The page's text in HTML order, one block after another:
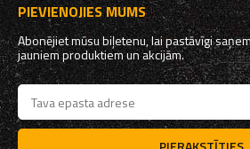
PIEVIENOJIES MUMS
Abonējiet mūsu biļetenu, lai pastāvīgi
jauniem produktiem un akcijām.